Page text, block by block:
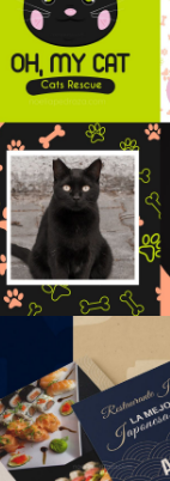
DISEÑO RRSS
PUBLICITARIO